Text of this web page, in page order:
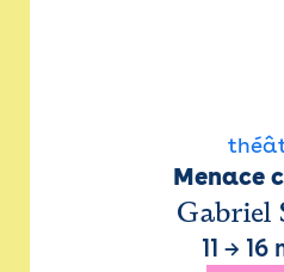
Menace
Gabriel
11 → 16